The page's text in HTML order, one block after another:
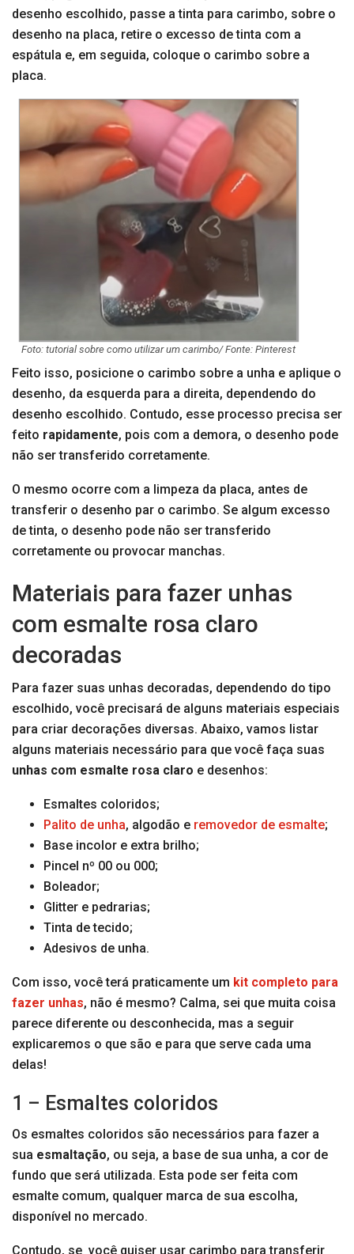
desenho escolhido, passe a tinta para carimbo, sobre o
desenho na placa, retire o excesso de tinta com a
espátula e, em seguida, coloque o carimbo sobre a
placa.
Foto: tutorial sobre como utilizar um carimbo/ Fonte: Pinterest
Feito isso, posicione o carimbo sobre a unha e aplique o
desenho, da esquerda para a direita, dependendo do
desenho escolhido. Contudo, esse processo precisa ser
feito rapidamente, pois com a demora, o desenho pode
não ser transferido corretamente.
O mesmo ocorre com a limpeza da placa, antes de
transferir o desenho par o carimbo. Se algum excesso
de tinta, o desenho pode não ser transferido
corretamente ou provocar manchas.
Materiais para fazer unhas
com esmalte rosa claro
decoradas
Para fazer suas unhas decoradas, dependendo do tipo
escolhido, você precisará de alguns materiais especiais
para criar decorações diversas. Abaixo, vamos listar
alguns materiais necessário para que você faça suas
unhas com esmalte rosa claro e desenhos:
Esmaltes coloridos;
Palito de unha, algodão e removedor de esmalte;
Base incolor e extra brilho;
Pincel nº 00 ou 000;
Boleador;
Glitter e pedrarias;
Tinta de tecido;
Adesivos de unha.
Com isso, você terá praticamente um kit completo para
fazer unhas, não é mesmo? Calma, sei que muita coisa
parece diferente ou desconhecida, mas a seguir
explicaremos o que são e para que serve cada uma
delas!
1 – Esmaltes coloridos
Os esmaltes coloridos são necessários para fazer a
sua esmaltação, ou seja, a base de sua unha, a cor de
fundo que será utilizada. Esta pode ser feita com
esmalte comum, qualquer marca de sua escolha,
disponível no mercado.
Contudo, se você quiser usar carimbo para transferir